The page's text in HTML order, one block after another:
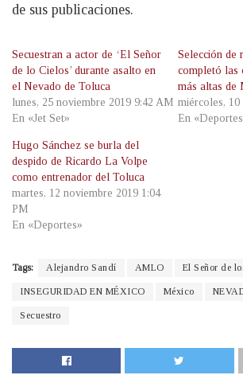
de sus publicaciones.
Secuestran a actor de ‘El Señor
de lo Cielos’ durante asalto en
el Nevado de Toluca
lunes, 25 noviembre 2019 9:42 AM
En «Jet Set»
Selección de
completó las
más altas de
miércoles,
En
Hugo Sánchez se burla del
despido de Ricardo La Volpe
como entrenador del Toluca
martes, 12 noviembre 2019 1:04
PM
En «Deportes»
Tags: Alejandro Sandí AMLO El Señor de
INSEGURIDAD EN MÉXICO México
Secuestro